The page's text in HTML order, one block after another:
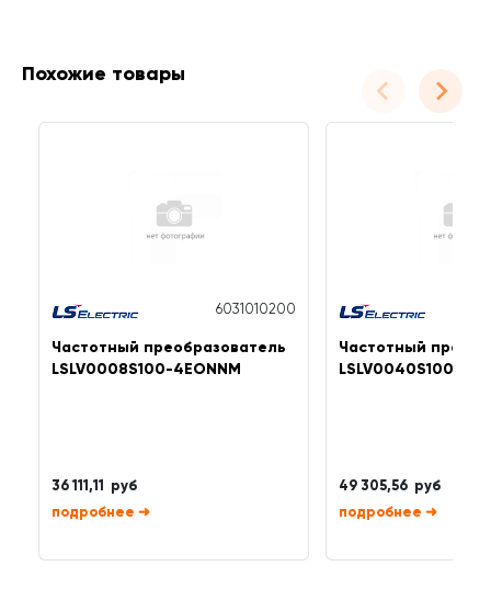
Похожие товары
6031010200
Частотный преобразователь
LSLV0008S100-4EONNM
36 111,11 руб
➜
Частотный
LSLV0040S100-
49 305,56 руб
➜